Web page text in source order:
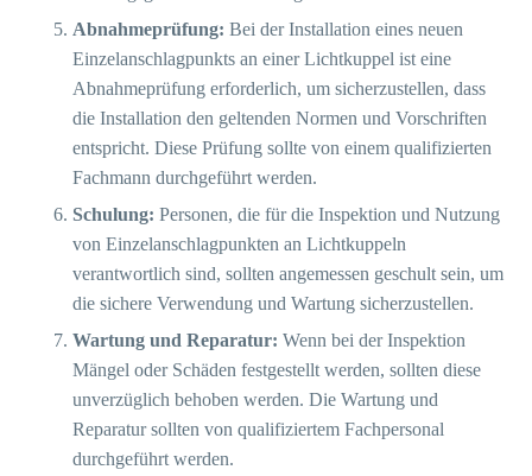
Abnahmeprüfung: Bei der Installation eines neuen
Einzelanschlagpunkts an einer Lichtkuppel ist eine
Abnahmeprüfung erforderlich, um sicherzustellen, dass
die Installation den geltenden Normen und Vorschriften
entspricht. Diese Prüfung sollte von einem qualifizierten
Fachmann durchgeführt werden.
Schulung: Personen, die für die Inspektion und Nutzung
von Einzelanschlagpunkten an Lichtkuppeln
verantwortlich sind, sollten angemessen geschult sein, um
die sichere Verwendung und Wartung sicherzustellen.
Wartung und Reparatur: Wenn bei der Inspektion
Mängel oder Schäden festgestellt werden, sollten diese
unverzüglich behoben werden. Die Wartung und
Reparatur sollten von qualifiziertem Fachpersonal
durchgeführt werden.